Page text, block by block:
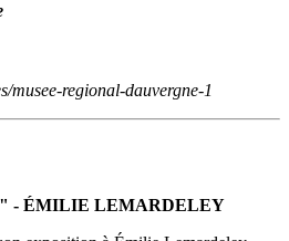
musee-regional-dauvergne-1
- ÉMILIE LEMARDELEY